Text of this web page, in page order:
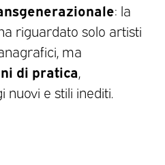
: la
riguardato solo artisti
ma
di pratica,
nuovi e stili inediti.